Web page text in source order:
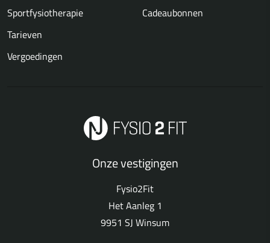
Onze vestigingen
Fysio2Fit
Het Aanleg 1
9951 SJ Winsum
Sportfysiotherapie
Tarieven
Vergoedingen
Cadeaubonnen